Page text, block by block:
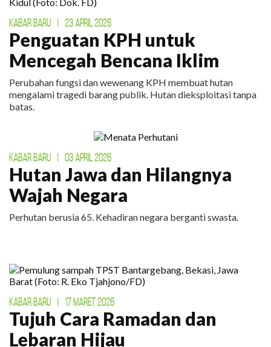
KABAR BARU 23 APRIL 2026
Penguatan KPH untuk
Mencegah Bencana Iklim
Perubahan fungsi dan wewenang KPH membuat hutan
mengalami tragedi barang publik. Hutan dieksploitasi tanpa
batas.
KABAR BARU 03 APRIL 2026
Hutan Jawa dan Hilangnya
Wajah Negara
Perhutan berusia 65. Kehadiran negara berganti swasta.
KABAR BARU 17 MARET 2026
Tujuh Cara Ramadan dan
Lebaran Hijau